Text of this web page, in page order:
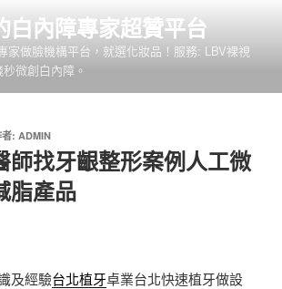
白內障專家超贊平台
家做臉機構平台，就選化妝品！服務: LBV裸視
微創白內障。
: ADMIN
師找牙齦整形案例人工微
脂產品
及經驗台北植牙卓業台北快速植牙做設